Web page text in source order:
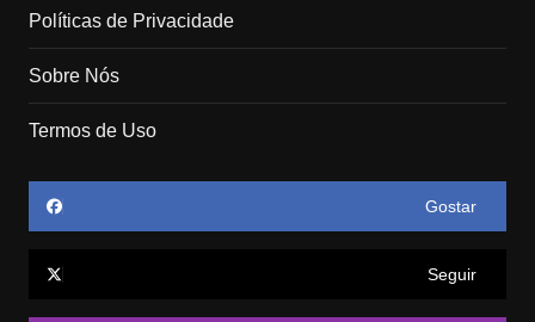
Políticas de Privacidade
Sobre Nós
Termos de Uso
Gostar
Seguir